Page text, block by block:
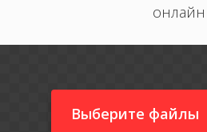
онлайн
Выберите файлы